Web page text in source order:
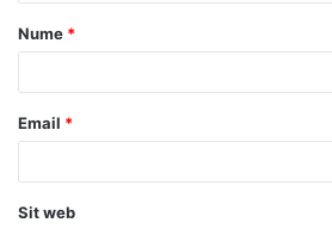
Nume *
Email *
Sit web